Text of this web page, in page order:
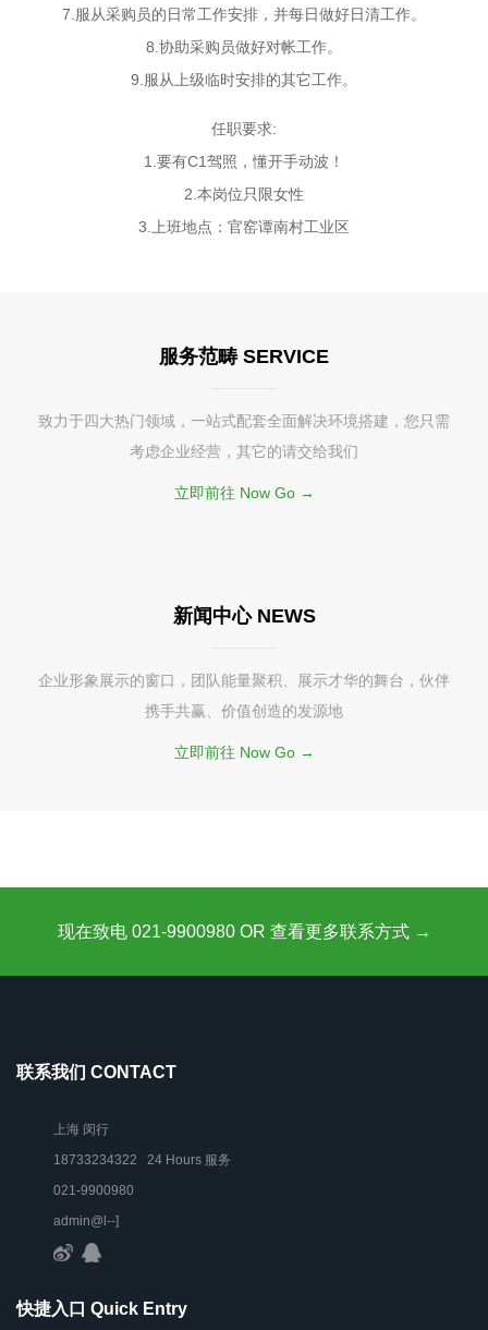
7.服从采购员的日常工作安排，并每日做好日清工作。
8.协助采购员做好对帐工作。
9.服从上级临时安排的其它工作。
任职要求:
1.要有C1驾照，懂开手动波！
2.本岗位只限女性
3.上班地点：官窑谭南村工业区
服务范畴 SERVICE
致力于四大热门领域，一站式配套全面解决环境搭建，您只需
考虑企业经营，其它的请交给我们
立即前往 Now Go →
新闻中心 NEWS
企业形象展示的窗口，团队能量聚积、展示才华的舞台，伙伴
携手共赢、价值创造的发源地
立即前往 Now Go →
现在致电 021-9900980 OR 查看更多联系方式 →
联系我们 CONTACT
上海 闵行
18733234322 24 Hours 服务
021-9900980
admin@l--]
快捷入口 Quick Entry